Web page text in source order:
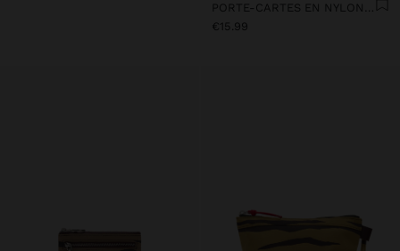
PORTE-CARTES EN NYLON À IMPRIMÉ ANIMAL
€15.99